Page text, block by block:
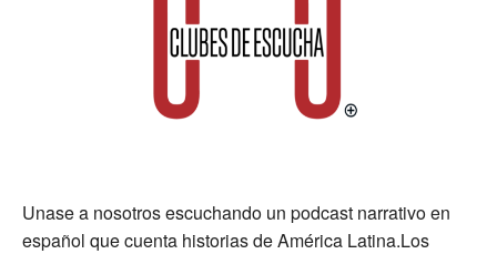
Unase a nosotros escuchando un podcast narrativo en
español que cuenta historias de América Latina.Los